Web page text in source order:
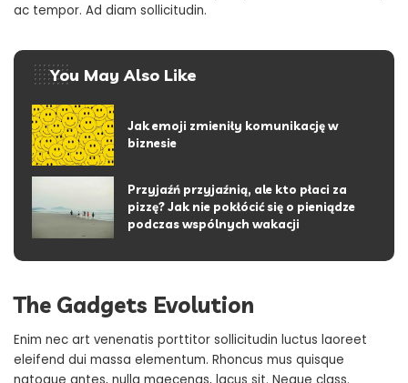
ac tempor. Ad diam sollicitudin.
You May Also Like
Jak emoji zmieniły komunikację w
biznesie
Przyjaźń przyjaźnią, ale kto płaci za
pizzę? Jak nie pokłócić się o pieniądze
podczas wspólnych wakacji
The Gadgets Evolution
Enim nec art venenatis porttitor sollicitudin luctus laoreet
eleifend dui massa elementum. Rhoncus mus quisque
natoque antes, nulla maecenas, lacus sit. Neque class.